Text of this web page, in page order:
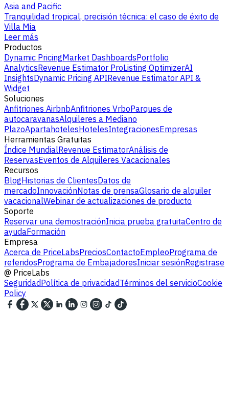
Asia and Pacific
Tranquilidad tropical, precisión técnica: el caso de éxito de
Villa Mia
Leer más
Productos
Dynamic PricingMarket DashboardsPortfolio
AnalyticsRevenue Estimator ProListing OptimizerAI
InsightsDynamic Pricing APIRevenue Estimator API &
Widget
Soluciones
Anfitriones AirbnbAnfitriones VrboParques de
autocaravanasAlquileres a Mediano
PlazoApartahotelesHotelesIntegracionesEmpresas
Herramientas Gratuitas
Índice MundialRevenue EstimatorAnálisis de
ReservasEventos de Alquileres Vacacionales
Recursos
BlogHistorias de ClientesDatos de
mercadoInnovaciónNotas de prensaGlosario de alquiler
vacacionalWebinar de actualizaciones de producto
Soporte
Reservar una demostraciónInicia prueba gratuitaCentro de
ayudaFormación
Empresa
Acerca de PriceLabsPreciosContactoEmpleoPrograma de
referidosPrograma de EmbajadoresIniciar sesiónRegistrase
@ PriceLabs
SeguridadPolítica de privacidadTérminos del servicioCookie
Policy